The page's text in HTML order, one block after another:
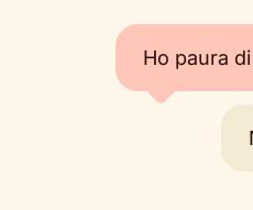
Ho paura